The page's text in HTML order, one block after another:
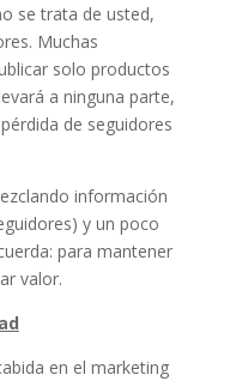
se trata de usted,
Muchas
solo productos
a ninguna parte,
de seguidores
información
y un poco
para mantener
valor.
en el marketing